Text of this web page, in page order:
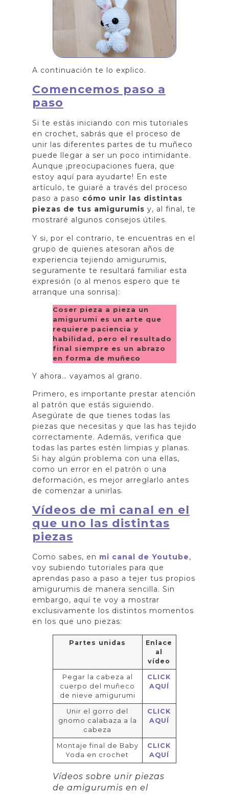
A continuación te lo explico.
Comencemos paso a
paso
Si te estás iniciando con mis tutoriales
en crochet, sabrás que el proceso de
unir las diferentes partes de tu muñeco
puede llegar a ser un poco intimidante.
Aunque ¡preocupaciones fuera, que
estoy aquí para ayudarte! En este
artículo, te guiaré a través del proceso
paso a paso cómo unir las distintas
piezas de tus amigurumis y, al final, te
mostraré algunos consejos útiles.
Y si, por el contrario, te encuentras en el
grupo de quienes atesoran años de
experiencia tejiendo amigurumis,
seguramente te resultará familiar esta
expresión (o al menos espero que te
arranque una sonrisa):
Coser pieza a pieza un
amigurumi es un arte que
requiere paciencia y
habilidad, pero el resultado
final siempre es un abrazo
en forma de muñeco
Y ahora… vayamos al grano.
Primero, es importante prestar atención
al patrón que estás siguiendo.
Asegúrate de que tienes todas las
piezas que necesitas y que las has tejido
correctamente. Además, verifica que
todas las partes estén limpias y planas.
Si hay algún problema con una ellas,
como un error en el patrón o una
deformación, es mejor arreglarlo antes
de comenzar a unirlas.
Vídeos de mi canal en el
que uno las distintas
piezas
Como sabes, en mi canal de Youtube,
voy subiendo tutoriales para que
aprendas paso a paso a tejer tus propios
amigurumis de manera sencilla. Sin
embargo, aquí te voy a mostrar
exclusivamente los distintos momentos
en los que uno piezas:
Partes unidas
Enlace
al
vídeo
Pegar la cabeza al
cuerpo del muñeco
de nieve amigurumi
CLICK
AQUÍ
Unir el gorro del
gnomo calabaza a la
cabeza
CLICK
AQUÍ
Montaje final de Baby
Yoda en crochet
CLICK
AQUÍ
Vídeos sobre unir piezas
de amigurumis en el